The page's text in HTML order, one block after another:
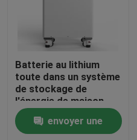
Batterie au lithium
toute dans un système
de stockage de
l'énergie de maison
d'ESS 100Ah 200Ah
envoyer une